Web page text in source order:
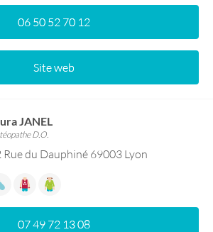
06 50 52 70 12
Site web
JANEL
D.O.
Rue du Dauphiné 69003 Lyon
07 49 72 13 08